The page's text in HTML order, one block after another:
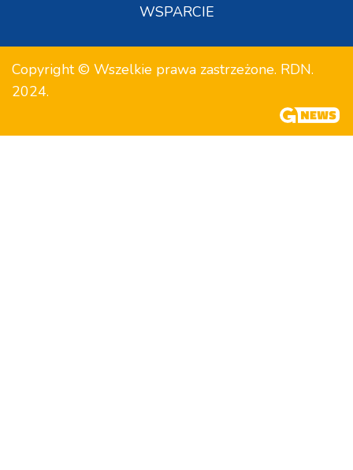
WSPARCIE
Copyright © Wszelkie prawa zastrzeżone. RDN.
2024.